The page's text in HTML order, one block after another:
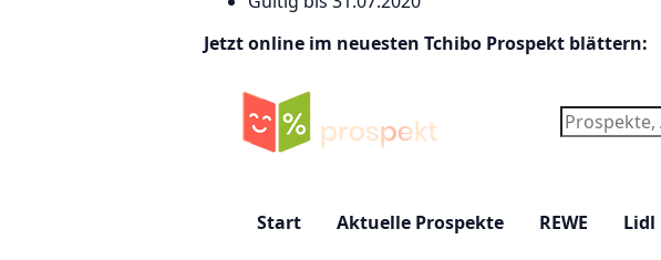
Jetzt online im neuesten Tchibo Prospekt blättern: